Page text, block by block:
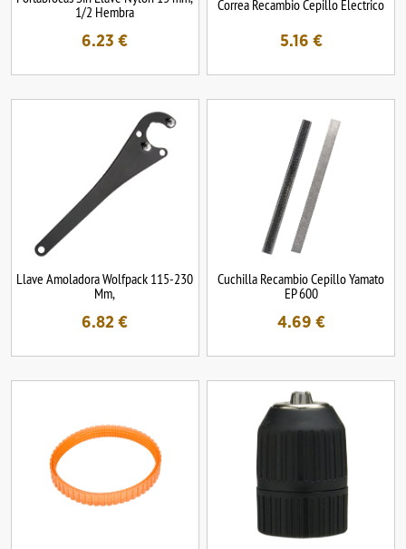
1/2 Hembra
6.23 €
Correa Recambio Cepillo Electrico
5.16 €
Llave Amoladora Wolfpack 115-230
Mm,
6.82 €
Cuchilla Recambio Cepillo Yamato
EP 600
4.69 €